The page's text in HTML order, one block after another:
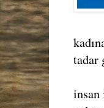
tadar
insan